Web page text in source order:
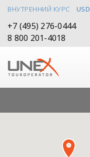
ВНУТРЕННИЙ КУРС USD
+7 (495) 276-0444
8 800 201-4018